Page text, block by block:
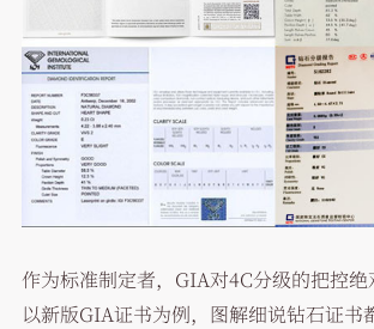
作为标准制定者，GIA对4C分级的把控
以新版GIA证书为例，图解细说钻石证书